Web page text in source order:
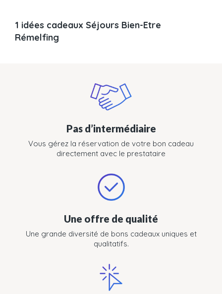
1 idées cadeaux Séjours Bien-Etre
Rémelfing
Pas d’intermédiaire
Vous gérez la réservation de votre bon cadeau
directement avec le prestataire
Une offre de qualité
Une grande diversité de bons cadeaux uniques et
qualitatifs.